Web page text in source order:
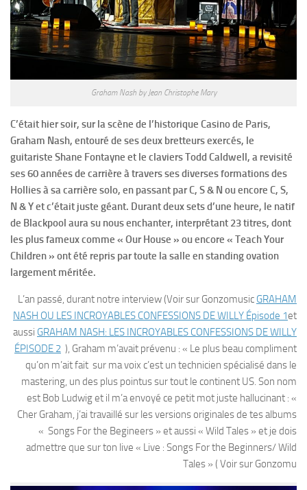
Graham Nash by Jean Christophe Mary
C’était hier soir, sur la scène de l’historique Casino de Paris,
Graham Nash, entouré de ses deux bretteurs exercés, le
guitariste Shane Fontayne et le claviers Todd Caldwell, a revisité
ses 60 années de carrière à travers ses diverses formations des
Hollies à sa carrière solo, en passant par C, S & N ou encore C, S,
N & Y et c’était juste géant. Durant deux sets d’une heure, le natif
de Blackpool aura su nous enchanter, interprétant 23 titres, dont
les plus fameux comme « Our House » ou encore « Teach Your
Children » ont été repris par toute la salle en standing ovation
largement méritée.
L’an passé, durant notre interview (Voir sur Gonzomusic GRAHAM
NASH OU LES INCROYABLES CONFESSIONS DE WILLY Épisode 1et
aussi GRAHAM NASH: LES INCROYABLES CONFESSIONS DE WILLY
ÉPISODE 2 ), Graham m’avait prévenu : « Le plus beau compliment
qu’on m’ait fait sur ma voix c’est un technicien spécialisé dans le
mastering, un des plus pointus sur tout le continent US. Son nom
est Bob Ludwig et il m’a envoyé ce petit mot juste hallucinant : «
Cher Graham, j’ai travaillé sur les versions originales de tes albums
« Songs For the Begineers » et aussi « Wild Tales » et je dois
admettre que sur ton live « Live : Songs For the Beginners/ Wild
Tales » ( Voir sur Gonzomu